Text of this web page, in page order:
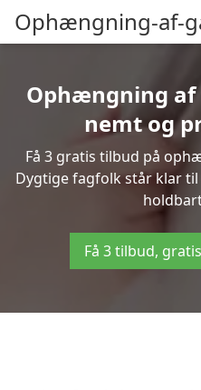
Ophængning-af-
Ophængning af
nemt og
Få 3 gratis tilbud på
Dygtige fagfolk står klar
Få 3 tilbud,